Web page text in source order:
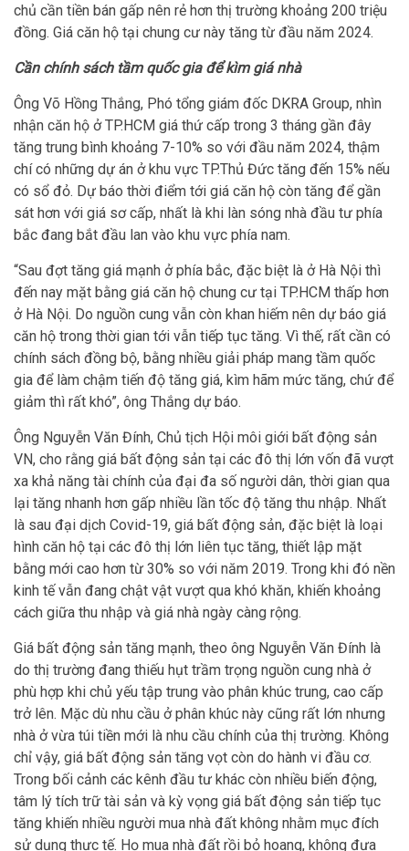
chủ cần tiền bán gấp nên rẻ hơn thị trường khoảng 200 triệu
đồng. Giá căn hộ tại chung cư này tăng từ đầu năm 2024.
Cần chính sách tầm quốc gia để kìm giá nhà
Ông Võ Hồng Thắng, Phó tổng giám đốc DKRA Group, nhìn
nhận căn hộ ở TP.HCM giá thứ cấp trong 3 tháng gần đây
tăng trung bình khoảng 7-10% so với đầu năm 2024, thậm
chí có những dự án ở khu vực TP.Thủ Đức tăng đến 15% nếu
có sổ đỏ. Dự báo thời điểm tới giá căn hộ còn tăng để gần
sát hơn với giá sơ cấp, nhất là khi làn sóng nhà đầu tư phía
bắc đang bắt đầu lan vào khu vực phía nam.
“Sau đợt tăng giá mạnh ở phía bắc, đặc biệt là ở Hà Nội thì
đến nay mặt bằng giá căn hộ chung cư tại TP.HCM thấp hơn
ở Hà Nội. Do nguồn cung vẫn còn khan hiếm nên dự báo giá
căn hộ trong thời gian tới vẫn tiếp tục tăng. Vì thế, rất cần có
chính sách đồng bộ, bằng nhiều giải pháp mang tầm quốc
gia để làm chậm tiến độ tăng giá, kìm hãm mức tăng, chứ để
giảm thì rất khó”, ông Thắng dự báo.
Ông Nguyễn Văn Đính, Chủ tịch Hội môi giới bất động sản
VN, cho rằng giá bất động sản tại các đô thị lớn vốn đã vượt
xa khả năng tài chính của đại đa số người dân, thời gian qua
lại tăng nhanh hơn gấp nhiều lần tốc độ tăng thu nhập. Nhất
là sau đại dịch Covid-19, giá bất động sản, đặc biệt là loại
hình căn hộ tại các đô thị lớn liên tục tăng, thiết lập mặt
bằng mới cao hơn từ 30% so với năm 2019. Trong khi đó nền
kinh tế vẫn đang chật vật vượt qua khó khăn, khiến khoảng
cách giữa thu nhập và giá nhà ngày càng rộng.
Giá bất động sản tăng mạnh, theo ông Nguyễn Văn Đính là
do thị trường đang thiếu hụt trầm trọng nguồn cung nhà ở
phù hợp khi chủ yếu tập trung vào phân khúc trung, cao cấp
trở lên. Mặc dù nhu cầu ở phân khúc này cũng rất lớn nhưng
nhà ở vừa túi tiền mới là nhu cầu chính của thị trường. Không
chỉ vậy, giá bất động sản tăng vọt còn do hành vi đầu cơ.
Trong bối cảnh các kênh đầu tư khác còn nhiều biến động,
tâm lý tích trữ tài sản và kỳ vọng giá bất động sản tiếp tục
tăng khiến nhiều người mua nhà đất không nhằm mục đích
sử dụng thực tế. Họ mua nhà đất rồi bỏ hoang, không đưa